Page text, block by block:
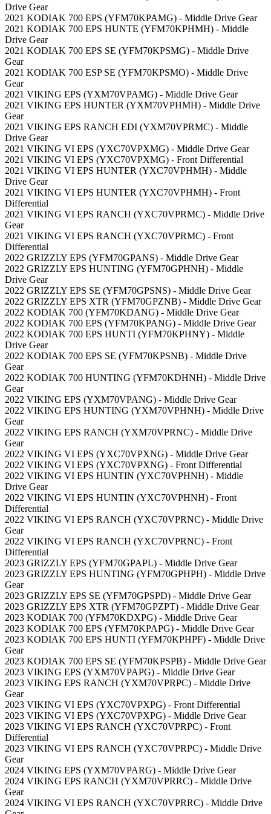
Drive Gear
2021 KODIAK 700 EPS (YFM70KPAMG) - Middle Drive Gear
2021 KODIAK 700 EPS HUNTE (YFM70KPHMH) - Middle
Drive Gear
2021 KODIAK 700 EPS SE (YFM70KPSMG) - Middle Drive
Gear
2021 KODIAK 700 ESP SE (YFM70KPSMO) - Middle Drive
Gear
2021 VIKING EPS (YXM70VPAMG) - Middle Drive Gear
2021 VIKING EPS HUNTER (YXM70VPHMH) - Middle Drive
Gear
2021 VIKING EPS RANCH EDI (YXM70VPRMC) - Middle
Drive Gear
2021 VIKING VI EPS (YXC70VPXMG) - Middle Drive Gear
2021 VIKING VI EPS (YXC70VPXMG) - Front Differential
2021 VIKING VI EPS HUNTER (YXC70VPHMH) - Middle
Drive Gear
2021 VIKING VI EPS HUNTER (YXC70VPHMH) - Front
Differential
2021 VIKING VI EPS RANCH (YXC70VPRMC) - Middle Drive
Gear
2021 VIKING VI EPS RANCH (YXC70VPRMC) - Front
Differential
2022 GRIZZLY EPS (YFM70GPANS) - Middle Drive Gear
2022 GRIZZLY EPS HUNTING (YFM70GPHNH) - Middle
Drive Gear
2022 GRIZZLY EPS SE (YFM70GPSNS) - Middle Drive Gear
2022 GRIZZLY EPS XTR (YFM70GPZNB) - Middle Drive Gear
2022 KODIAK 700 (YFM70KDANG) - Middle Drive Gear
2022 KODIAK 700 EPS (YFM70KPANG) - Middle Drive Gear
2022 KODIAK 700 EPS HUNTI (YFM70KPHNY) - Middle
Drive Gear
2022 KODIAK 700 EPS SE (YFM70KPSNB) - Middle Drive
Gear
2022 KODIAK 700 HUNTING (YFM70KDHNH) - Middle Drive
Gear
2022 VIKING EPS (YXM70VPANG) - Middle Drive Gear
2022 VIKING EPS HUNTING (YXM70VPHNH) - Middle Drive
Gear
2022 VIKING EPS RANCH (YXM70VPRNC) - Middle Drive
Gear
2022 VIKING VI EPS (YXC70VPXNG) - Middle Drive Gear
2022 VIKING VI EPS (YXC70VPXNG) - Front Differential
2022 VIKING VI EPS HUNTIN (YXC70VPHNH) - Middle
Drive Gear
2022 VIKING VI EPS HUNTIN (YXC70VPHNH) - Front
Differential
2022 VIKING VI EPS RANCH (YXC70VPRNC) - Middle Drive
Gear
2022 VIKING VI EPS RANCH (YXC70VPRNC) - Front
Differential
2023 GRIZZLY EPS (YFM70GPAPL) - Middle Drive Gear
2023 GRIZZLY EPS HUNTING (YFM70GPHPH) - Middle Drive
Gear
2023 GRIZZLY EPS SE (YFM70GPSPD) - Middle Drive Gear
2023 GRIZZLY EPS XTR (YFM70GPZPT) - Middle Drive Gear
2023 KODIAK 700 (YFM70KDXPG) - Middle Drive Gear
2023 KODIAK 700 EPS (YFM70KPAPG) - Middle Drive Gear
2023 KODIAK 700 EPS HUNTI (YFM70KPHPF) - Middle Drive
Gear
2023 KODIAK 700 EPS SE (YFM70KPSPB) - Middle Drive Gear
2023 VIKING EPS (YXM70VPAPG) - Middle Drive Gear
2023 VIKING EPS RANCH (YXM70VPRPC) - Middle Drive
Gear
2023 VIKING VI EPS (YXC70VPXPG) - Front Differential
2023 VIKING VI EPS (YXC70VPXPG) - Middle Drive Gear
2023 VIKING VI EPS RANCH (YXC70VPRPC) - Front
Differential
2023 VIKING VI EPS RANCH (YXC70VPRPC) - Middle Drive
Gear
2024 VIKING EPS (YXM70VPARG) - Middle Drive Gear
2024 VIKING EPS RANCH (YXM70VPRRC) - Middle Drive
Gear
2024 VIKING VI EPS RANCH (YXC70VPRRC) - Middle Drive